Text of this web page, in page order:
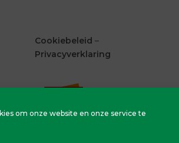
om onze website en onze service te
Cookiebeleid –
Privacyverklaring